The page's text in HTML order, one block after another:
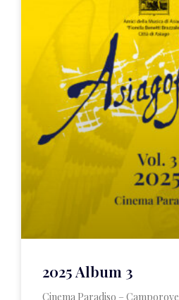
2025 Album 3
Cinema Paradiso –